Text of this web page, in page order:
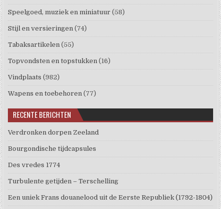
Speelgoed, muziek en miniatuur (58)
Stijl en versieringen (74)
Tabaksartikelen (55)
Topvondsten en topstukken (16)
Vindplaats (982)
Wapens en toebehoren (77)
RECENTE BERICHTEN
Verdronken dorpen Zeeland
Bourgondische tijdcapsules
Des vredes 1774
Turbulente getijden – Terschelling
Een uniek Frans douanelood uit de Eerste Republiek (1792-1804)